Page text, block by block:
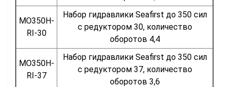
MO350H-
RI-30
Набор гидравлики Seafirst до 350 сил
с редуктором 30, количество
оборотов 4,4
MO350H-
RI-37
Набор гидравлики Seafirst до 350 сил
с редуктором 37, количество
оборотов 3,6